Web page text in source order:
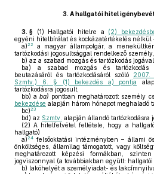
3. A hallgatói hitel
3. § (1) Hallgatói hitelre a (2)
egyéni hitelbírálat és kockázatértékelés nélkül
a)22
a magyar állampolgár, a
tartózkodási jogosultsággal rendelkező
b) az a szabad mozgás és tartózkodás
ba) a szabad mozgás és tartózkodás
beutazásáról és tartózkodásáról szóló 2007.
Szmtv.) 6. § (1) bekezdés a) pontja
tartózkodásra jogosult,
bb) aba) pontban meghatározott személy
bekezdése alapján három hónapot meghaladó
bc)23
bd) az Szmtv. alapján állandó tartózkodásra
(2) A hitelfelvétel feltétele, hogy a
hallgató)
a)24 felsőoktatási intézményben – állami
önköltséges, államilag támogatott, vagy
meghatározott képzési formákban,
jogviszonnyal (a továbbiakban együtt:
b) lakóhelyét a személyiadat- és